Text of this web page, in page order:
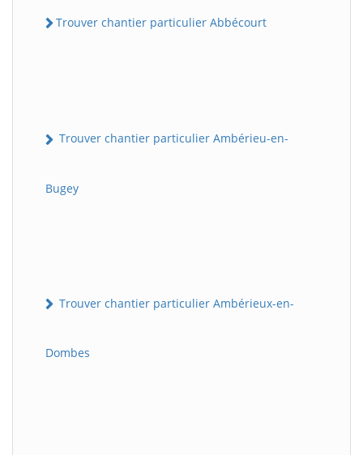
Trouver chantier particulier Abbécourt
Trouver chantier particulier Ambérieu-en-
Bugey
Trouver chantier particulier Ambérieux-en-
Dombes